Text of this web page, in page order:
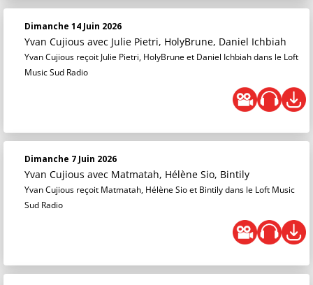
Dimanche 14 Juin 2026
Yvan Cujious avec Julie Pietri, HolyBrune, Daniel Ichbiah
Yvan Cujious reçoit Julie Pietri, HolyBrune et Daniel Ichbiah dans le Loft
Music Sud Radio
Dimanche 7 Juin 2026
Yvan Cujious avec Matmatah, Hélène Sio, Bintily
Yvan Cujious reçoit Matmatah, Hélène Sio et Bintily dans le Loft Music
Sud Radio